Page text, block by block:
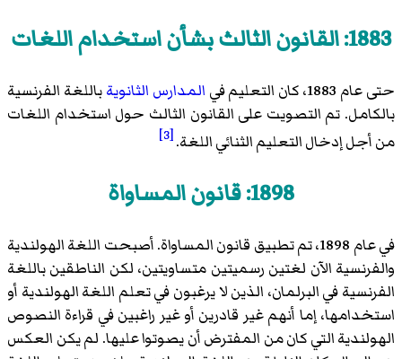
1883: القانون الثالث بشأن استخدام اللغات
حتى عام 1883، كان التعليم في المدارس الثانويةباللغة الفرنسية
بالكامل. تم التصويت على القانون الثالث حول استخدام اللغات
من أجل إدخال التعليم الثنائي اللغة.[3]
1898: قانون المساواة
في عام 1898، تم تطبيق قانون المساواة. أصبحت اللغة الهولندية
والفرنسية الآن لغتين رسميتين متساويتين، لكن الناطقين باللغة
الفرنسية في البرلمان، الذين لا يرغبون في تعلم اللغة الهولندية أو
استخدامها، إما أنهم غير قادرين أو غير راغبين في قراءة النصوص
الهولندية التي كان من المفترض أن يصوتوا عليها. لم يكن العكس